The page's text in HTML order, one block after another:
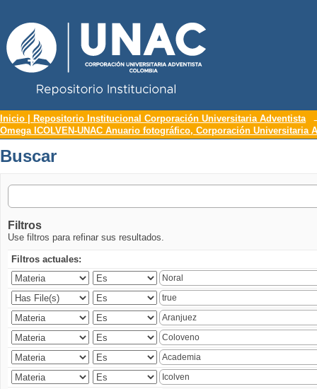
Buscar
Inicio | Repositorio Institucional Corporación Universitaria Adventista
Omega ICOLVEN-UNAC Anuario fotográfico, Corporación Universitaria
Buscar
Filtros
Use filtros para refinar sus resultados.
Filtros actuales: